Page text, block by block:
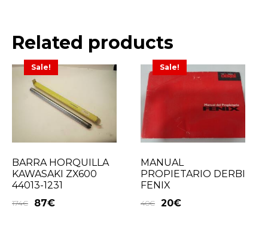
Related products
Sale!
BARRA HORQUILLA
KAWASAKI ZX600
44013-1231
174€ 87€
Sale!
MANUAL
PROPIETARIO DERBI
FENIX
40€ 20€